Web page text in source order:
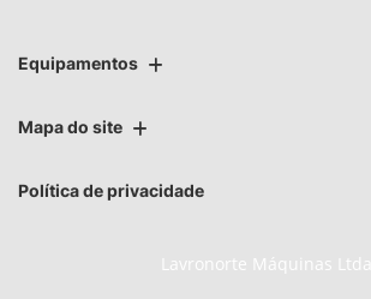
Equipamentos
Mapa do site
Política de privacidade
Lavronorte Máquinas Ltda